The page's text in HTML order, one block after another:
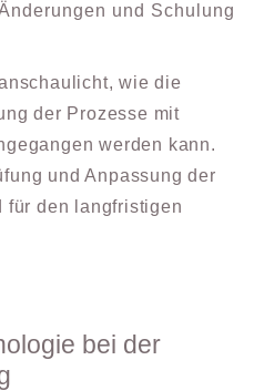
und Schulung
wie die
der Prozesse mit
werden kann.
und Anpassung der
für den langfristigen
bei der